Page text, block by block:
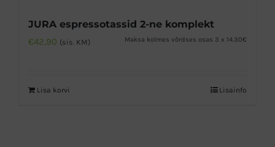
JURA espressotassid 2-ne komplekt
€42,90 (sis. KM) Maksa kolmes võrdses osas 3 x 14.30€
Lisa korvi Lisainfo